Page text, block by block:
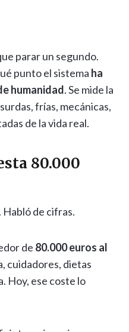
parar un segundo.
punto el sistema ha
humanidad. Se mide la
frías, mecánicas,
de la vida real.
80.000
de cifras.
de 80.000 euros al
cuidadores, dietas
Hoy, ese coste lo